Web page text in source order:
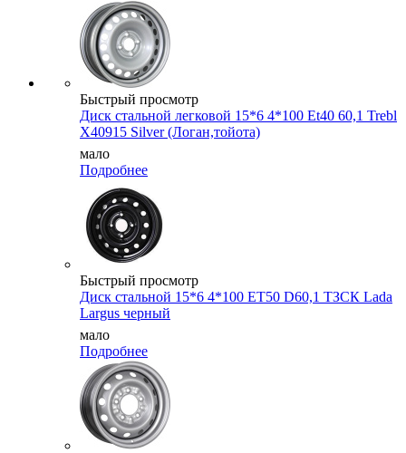
Быстрый просмотр
Диск стальной легковой 15*6 4*100 Et40 60,1 Trebl
X40915 Silver (Логан,тойота)
мало
Подробнее
Быстрый просмотр
Диск стальной 15*6 4*100 ET50 D60,1 ТЗСК Lada
Largus черный
мало
Подробнее